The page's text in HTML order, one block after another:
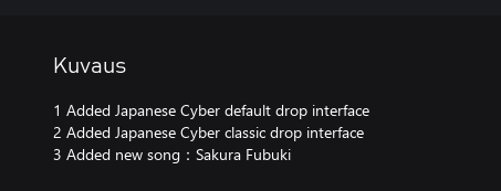
Kuvaus
1 Added Japanese Cyber default drop interface
2 Added Japanese Cyber classic drop interface
3 Added new song：Sakura Fubuki